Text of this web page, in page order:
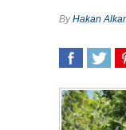
ByHakan